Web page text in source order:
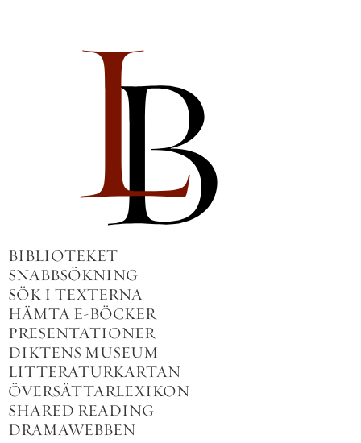
BIBLIOTEKET
SNABBSÖKNING
SÖK I TEXTERNA
HÄMTA E-BÖCKER
PRESENTATIONER
DIKTENS MUSEUM
LITTERATURKARTAN
ÖVERSÄTTARLEXIKON
SHARED READING
DRAMAWEBBEN